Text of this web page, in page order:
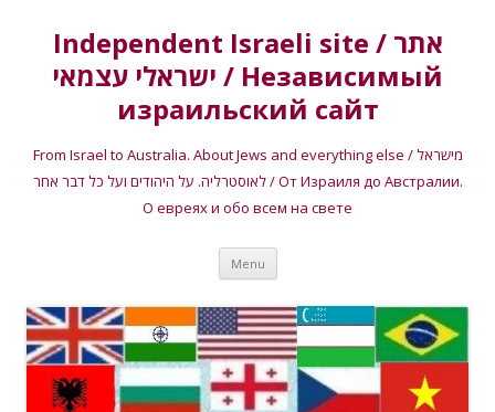
Independent Israeli site / אתר
ישראלי עצמאי / Независимый
израильский сайт
From Israel to Australia. About Jews and everything else / מישראל
לאוסטרליה. על היהודים ועל כל דבר אחר / От Израиля до Австралии.
О евреях и обо всем на свете
Menu Skip
content